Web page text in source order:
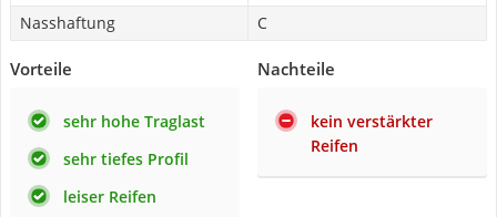
Nasshaftung
C
Vorteile
sehr hohe Traglast
sehr tiefes Profil
leiser Reifen
Nachteile
kein verstärkter
Reifen